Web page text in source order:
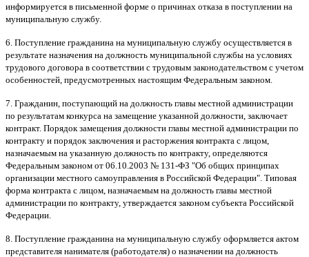
информируется в письменной форме о причинах отказа в поступлении на
муниципальную службу.
6. Поступление гражданина на муниципальную службу осуществляется в
результате назначения на должность муниципальной службы на условиях
трудового договора в соответствии с трудовым законодательством с учетом
особенностей, предусмотренных настоящим Федеральным законом.
7. Гражданин, поступающий на должность главы местной администрации
по результатам конкурса на замещение указанной должности, заключает
контракт. Порядок замещения должности главы местной администрации по
контракту и порядок заключения и расторжения контракта с лицом,
назначаемым на указанную должность по контракту, определяются
Федеральным законом от 06.10.2003 № 131-ФЗ "Об общих принципах
организации местного самоуправления в Российской Федерации". Типовая
форма контракта с лицом, назначаемым на должность главы местной
администрации по контракту, утверждается законом субъекта Российской
Федерации.
8. Поступление гражданина на муниципальную службу оформляется актом
представителя нанимателя (работодателя) о назначении на должность